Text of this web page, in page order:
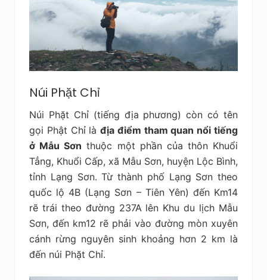
Núi Phặt Chỉ
Núi Phặt Chỉ (tiếng địa phương) còn có tên
gọi Phật Chỉ làđịa điểm tham quan nổi tiếng
ở Mẫu Sơn thuộc một phần của thôn Khuổi
Tẳng, Khuổi Cấp, xã Mẫu Sơn, huyện Lộc Bình,
tỉnh Lạng Sơn. Từ thành phố Lạng Sơn theo
quốc lộ 4B (Lạng Sơn – Tiên Yên) đến Km14
rẽ trái theo đường 237A lên Khu du lịch Mẫu
Sơn, đến km12 rẽ phải vào đường mòn xuyên
cánh rừng nguyên sinh khoảng hơn 2 km là
đến núi Phặt Chỉ.